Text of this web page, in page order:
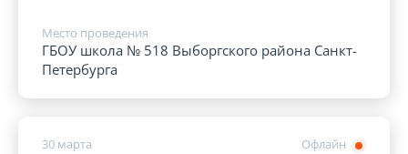
Место проведения
ГБОУ школа № 518 Выборгского района Санкт-
Петербурга
Офлайн
30 марта